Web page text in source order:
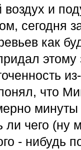
воздух и
сегодня
как
что
ли чего (ну
- нибудь